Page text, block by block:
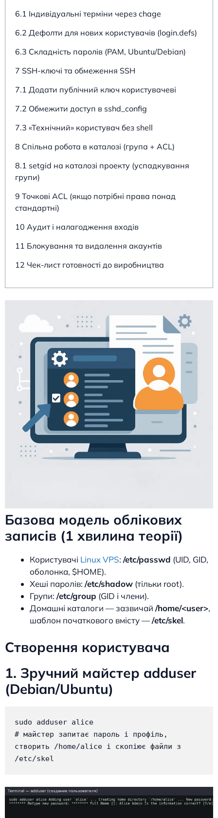
Базова модель облікових
записів (1 хвилина теорії)
Користувачі Linux VPS: /etc/passwd (UID, GID,
оболонка, $HOME).
Хеші паролів: /etc/shadow (тільки root).
Групи: /etc/group (GID і члени).
Домашні каталоги — зазвичай /home/<user>,
шаблон початкового вмісту —/etc/skel.
Створення користувача
1. Зручний майстер adduser
(Debian/Ubuntu)
sudo adduser alice
# майстер запитає пароль і профіль,
створить /home/alice і скопіює файли з
/etc/skel
6.1 Індивідуальні терміни через chage
6.2 Дефолти для нових користувачів (login.defs)
6.3 Складність паролів (PAM, Ubuntu/Debian)
7 SSH-ключі та обмеження SSH
7.1 Додати публічний ключ користувачеві
7.2 Обмежити доступ в sshd_config
7.3 «Технічний» користувач без shell
8 Спільна робота в каталозі (група + ACL)
8.1 setgid на каталозі проекту (успадкування
групи)
9 Точкові ACL (якщо потрібні права понад
стандартні)
10 Аудит і налагодження входів
11 Блокування та видалення акаунтів
12 Чек-лист готовності до виробництва